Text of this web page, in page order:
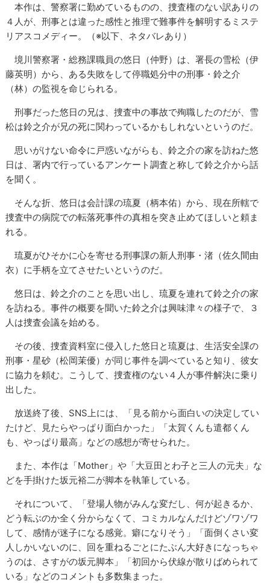
本作は、警察署に勤めているものの、捜査権のない訳ありの
４人が、刑事とは違った感性と推理で難事件を解明するミステ
リアスコメディー。（※以下、ネタバレあり）
境川警察署・総務課職員の悠日（仲野）は、署長の雪松（伊
藤英明）から、ある失敗をして停職処分中の刑事・鈴之介
（林）の監視を命じられる。
刑事だった悠日の兄は、捜査中の事故で殉職したのだが、雪
松は鈴之介が兄の死に関わっているかもしれないというのだ。
思いがけない命令に戸惑いながらも、鈴之介の家を訪ねた悠
日は、署内で行っているアンケート調査と称して鈴之介から話
を聞く。
そんな折、悠日は会計課の琉夏（柄本佑）から、現在所轄で
捜査中の病院での転落死事件の真相を突き止めてほしいと頼ま
れる。
琉夏がひそかに心を寄せる刑事課の新人刑事・渚（佐久間由
衣）に手柄を立てさせたいというのだ。
悠日は、鈴之介のことを思い出し、琉夏を連れて鈴之介の家
を訪ねる。事件の概要を聞いた鈴之介は興味津々の様子で、３
人は捜査会議を始める。
その後、捜査資料室に侵入した悠日と琉夏は、生活安全課の
刑事・星砂（松岡茉優）が同じ事件を調べていると知り、彼女
に協力を頼む。こうして、捜査権のない４人が事件解決に乗り
出した。
放送終了後、SNS上には、「見る前から面白いの決定してい
たけど、見たらやっぱり面白かった」「太賀くんも遣都くん
も、やっぱり最高」などの感想が寄せられた。
また、本作は「Mother」や「大豆田とわ子と三人の元夫」な
どを手掛けた坂元裕二が脚本を執筆している。
それについて、「登場人物がみんな変だし、何が起きるか、
どう転ぶのか全く分からなくて、コミカルなんだけどゾワゾワ
して、感情が迷子になる感覚。癖になりそう」「面倒くさい変
人しかいないのに、回を重ねるごとにたぶん大好きになっちゃ
うのは、さすがの坂元脚本」「初回から伏線が散りばめられて
いる」などのコメントも多数集まった。